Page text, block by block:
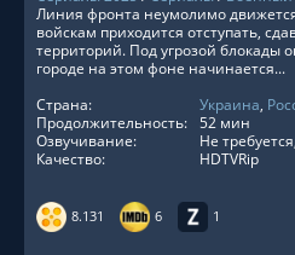
8.131 6 1
Линия фронта неумолимо
войскам приходится отступать,
территорий. Под угрозой блокады
городе на этом фоне начинается...
Страна:
Украина,
Продолжительность: 52 мин
Озвучивание:
Не
Качество:
HDTVRip